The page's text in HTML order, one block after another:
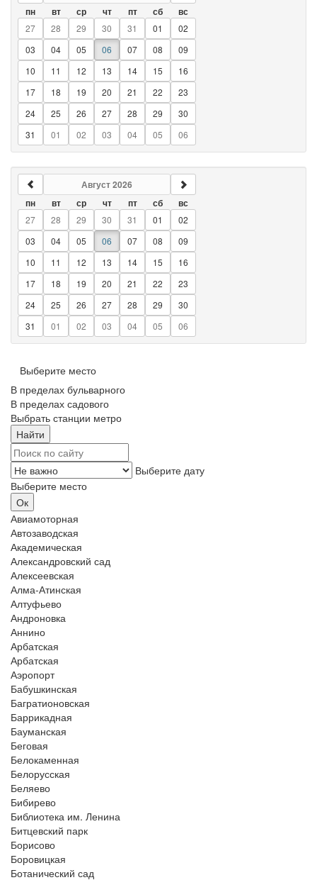
пн вт ср чт пт сб
вс
27
28 29 30 31 01
02
03
04 05 06 07 08
09
10
11 12 13 14 15
16
17
18 19 20 21 22
23
24
25 26 27 28 29
30
31
01 02 03 04 05 06
Август 2026
пн вт ср чт пт сб
вс
27
28 29 30 31 01
02
03
04 05 06 07 08
09
10
11 12 13 14 15
16
17
18 19 20 21 22
23
24
25 26 27 28 29
30
31
01 02 03 04 05 06
Выберите место
В пределах бульварного
В пределах садового
Выбрать станции метро
Выберите дату
Выберите место
Авиамоторная
Автозаводская
Академическая
Александровский сад
Алексеевская
Алма-Атинская
Алтуфьево
Андроновка
Аннино
Арбатская
Арбатская
Аэропорт
Бабушкинская
Багратионовская
Баррикадная
Бауманская
Беговая
Белокаменная
Белорусская
Беляево
Бибирево
Библиотека им. Ленина
Битцевский парк
Борисово
Боровицкая
Ботанический сад